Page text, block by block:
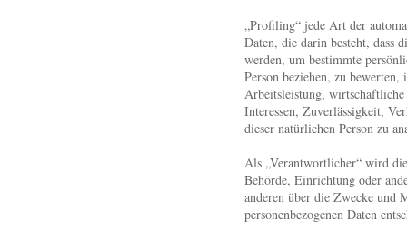
„Profiling“ jede Art der
Daten, die darin besteht, dass
werden, um bestimmte
Person beziehen, zu
Arbeitsleistung,
Interessen, Zuverlässigkeit,
dieser natürlichen Person zu
Als „Verantwortlicher“ wird
Behörde, Einrichtung oder
anderen über die Zwecke und
personenbezogenen Daten